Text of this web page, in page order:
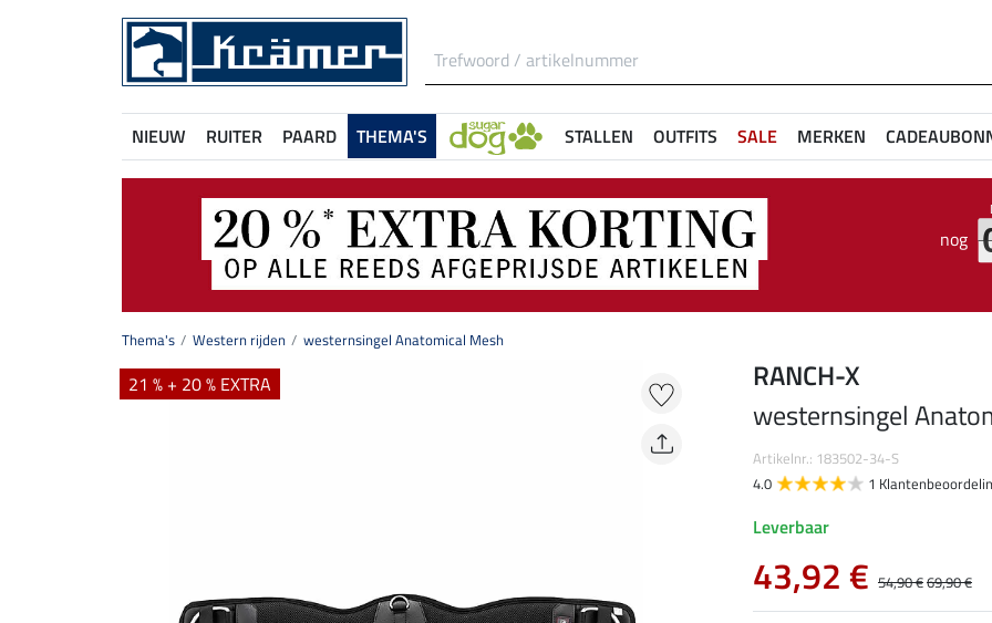
NIEUW RUITER PAARD THEMA'S STALLEN OUTFITS SALE MERKEN
nog
Thema's Western rijden westernsingel Anatomical Mesh
21 % + 20 % EXTRA
RANCH-X
westernsingel
Artikelnr.: 183502-34-S
4.0
1
Leverbaar
43,92 € 54,90 €69,90 €